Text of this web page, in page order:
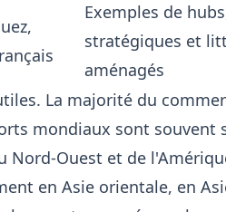
Exemples de
stratégiques et
aménagés
La majorité du
mondiaux sont souvent
Nord-Ouest et de
en Asie orientale, en